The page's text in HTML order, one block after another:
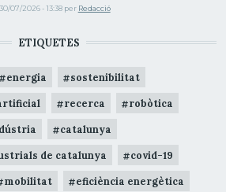
30/07/2026 - 13:38 per Redacció
ETIQUETES
energia sostenibilitat
recerca robòtica
catalunya
de catalunya covid-19
mobilitat eficiència energètica